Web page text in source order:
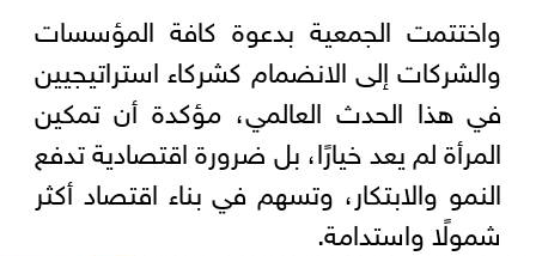
واختتمت الجمعية بدعوة كافة المؤسسات
والشركات إلى الانضمام كشركاء استراتيجيين
في هذا الحدث العالمي، مؤكدة أن تمكين
المرأة لم يعد خيارًا، بل ضرورة اقتصادية تدفع
النمو والابتكار، وتسهم في بناء اقتصاد أكثر
شمولًا واستدامة.